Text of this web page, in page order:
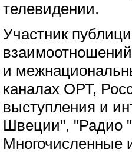
телевидении.
Участник
и
каналах ОРТ,
выступления и
Швеции", "Радио
Многочисленные